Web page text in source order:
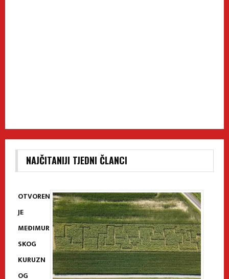
NAJČITANIJI TJEDNI ČLANCI
OTVOREN
JE
MEĐIMUR
SKOG
KURUZN
OG